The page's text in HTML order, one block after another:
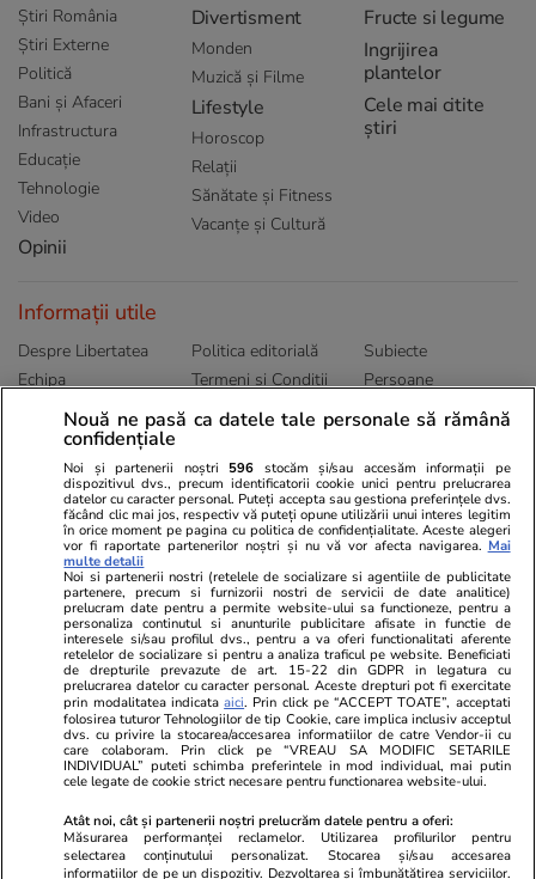
Știri România
Știri Externe
Politică
Bani și Afaceri
Infrastructura
Educație
Tehnologie
Video
Opinii
Divertisment
Monden
Muzică și Filme
Lifestyle
Horoscop
Relații
Sănătate și Fitness
Vacanțe și Cultură
Fructe si legume
Ingrijirea
plantelor
Cele mai citite
știri
Informații utile
Despre Libertatea
Echipa
Publicitate
Politica de
Politica editorială
Termeni și Conditii
Abonamente
Subiecte
Persoane
Sitemap
Ringier România
Libertatea pentru
Unica.ro
Program TV
Avantaje
ELLE
Gazeta Sporturilor
Stiri mondene
Calculator sarcina
Ajută Copiii
Locuri de muncă
Imobiliare.ro
Jobradar24
Imoradar24
Colecții Libertatea
Pariază responsabil! Decizia ONJN nr. 821/25.09.2025.
Jocurile de noroc sunt interzise minorilor.
© 2026 Ringier Romania. Toate drepturile rezervate
Nouă ne pasă ca datele tale personale să rămână
confidențiale
Noi și partenerii noștri 596 stocăm și/sau accesăm informații pe
dispozitivul dvs., precum identificatorii cookie unici pentru prelucrarea
datelor cu caracter personal. Puteți accepta sau gestiona preferințele dvs.
făcând clic mai jos, respectiv vă puteți opune utilizării unui interes legitim
în orice moment pe pagina cu politica de confidențialitate. Aceste alegeri
vor fi raportate partenerilor noștri și nu vă vor afecta navigarea. Mai
multe detalii
Noi si partenerii nostri (retelele de socializare si agentiile de publicitate
partenere, precum si furnizorii nostri de servicii de date analitice)
prelucram date pentru a permite website-ului sa functioneze, pentru a
personaliza continutul si anunturile publicitare afisate in functie de
interesele si/sau profilul dvs., pentru a va oferi functionalitati aferente
retelelor de socializare si pentru a analiza traficul pe website. Beneficiati
de drepturile prevazute de art. 15-22 din GDPR in legatura cu
prelucrarea datelor cu caracter personal. Aceste drepturi pot fi exercitate
prin modalitatea indicataaici. Prin click pe “ACCEPT TOATE”, acceptati
folosirea tuturor Tehnologiilor de tip Cookie, care implica inclusiv acceptul
dvs. cu privire la stocarea/accesarea informatiilor de catre Vendor-ii cu
care colaboram. Prin click pe “VREAU SA MODIFIC SETARILE
INDIVIDUAL” puteti schimba preferintele in mod individual, mai putin
cele legate de cookie strict necesare pentru functionarea website-ului.
Atât noi, cât și partenerii noștri prelucrăm datele pentru a oferi:
Măsurarea performanței reclamelor. Utilizarea profilurilor pentru
selectarea conținutului personalizat. Stocarea și/sau accesarea
informațiilor de pe un dispozitiv. Dezvoltarea și îmbunătățirea serviciilor.